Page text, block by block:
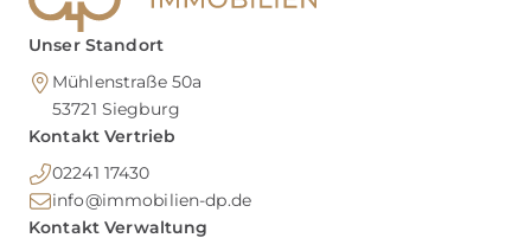
Unser Standort
Mühlenstraße 50a
53721 Siegburg
Kontakt Vertrieb
02241 17430
info@immobilien-dp.de
Kontakt Verwaltung